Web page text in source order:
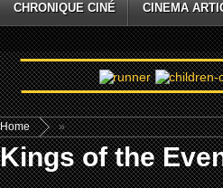
CHRONIQUE CINÉ CINEMA
Home »
Kings of the